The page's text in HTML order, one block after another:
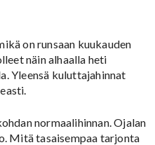
on runsaan kuukauden
näin alhaalla heti
Yleensä kuluttajahinnat
normaalihinnan. Ojalan
Mitä tasaisempaa tarjonta